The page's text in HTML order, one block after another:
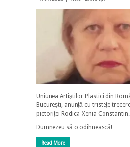
Uniunea Artiștilor Plastici din
București, anunță cu tristețe
pictoriței Rodica-Xenia Constantin.
Dumnezeu să o odihnească!
Read More